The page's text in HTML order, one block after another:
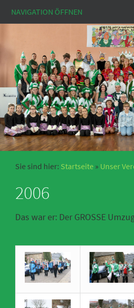
NAVIGATION ÖFFNEN
Sie sind hier: Startseite » Unser
2006
Das war er: Der GROSSE